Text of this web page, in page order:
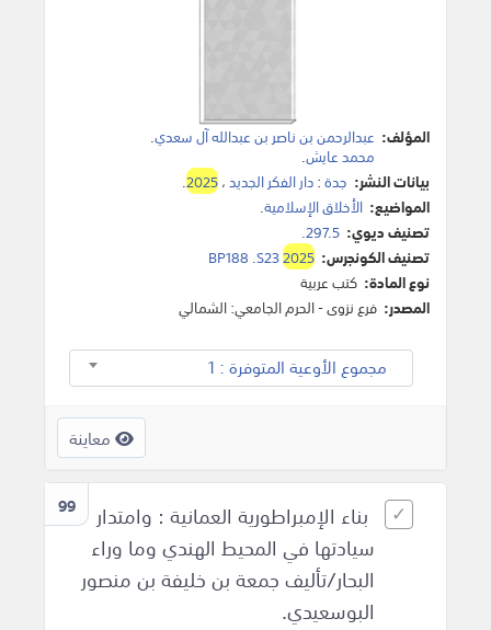
المؤلف: عبدالرحمن بن ناصر بن عبدالله آل سعدي.
محمد عايش.
بيانات النشر: جدة:دار الفكر الجديد،2025
.
المواضيع: الأخلاق الإسلامية.
تصنيف ديوي: 297.5.
تصنيف الكونجرس:
BP188 .S232025
نوع المادة: كتب عربية
المصدر: فرع نزوى - الحرم الجامعي: الشمالي
مجموع الأوعية المتوفرة : 1
معاينة
99
بناء الإمبراطورية العمانية : وامتدار
سيادتها في المحيط الهندي وما وراء
البحار/تأليف جمعة بن خليفة بن منصور
البوسعيدي.